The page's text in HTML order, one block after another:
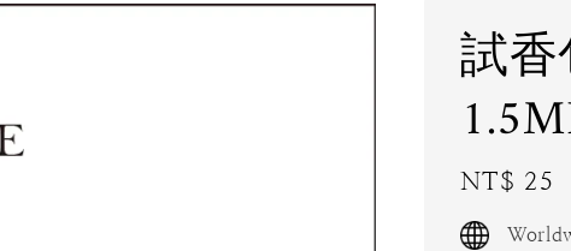
試香
Regular
price
NT$ 25